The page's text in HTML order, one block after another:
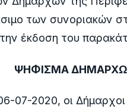
των συνοριακών
έκδοση του
ΨΗΦΙΣΜΑ
07-2020, οι